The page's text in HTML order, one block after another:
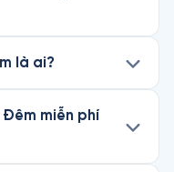
là ai?
Đêm miễn phí